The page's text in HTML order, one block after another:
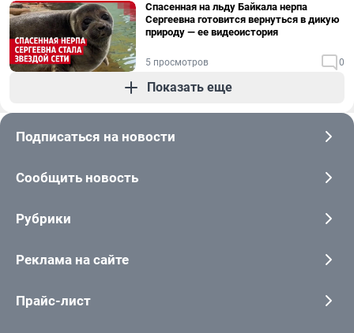
Спасенная на льду Байкала нерпа
Сергеевна готовится вернуться в дикую
природу — ее видеоистория
5 просмотров 0
Показать еще
Подписаться на новости
Сообщить новость
Рубрики
Реклама на сайте
Прайс-лист